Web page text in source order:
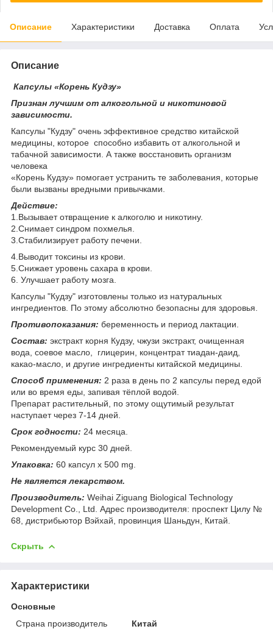
Описание Характеристики Доставка Оплата
Описание
Капсулы «Корень Кудзу»
Признан лучшим от алкогольной и никотиновой
зависимости.
Капсулы "Кудзу" очень эффективное средство китайской
медицины, которое способно избавить от алкогольной и
табачной зависимости. А также восстановить организм
человека
«Корень Кудзу» помогает устранить те заболевания, которые
были вызваны вредными привычками.
Действие:
1.Вызывает отвращение к алкоголю и никотину.
2.Снимает синдром похмелья.
3.Стабилизирует работу печени.
4.Выводит токсины из крови.
5.Снижает уровень сахара в крови.
6. Улучшает работу мозга.
Капсулы "Кудзу" изготовлены только из натуральных
ингредиентов. По этому абсолютно безопасны для здоровья.
Противопоказания: беременность и период лактации.
Состав: экстракт корня Кудзу, чжузи экстракт, очищенная
вода, соевое масло, глицерин, концентрат тиадан-даид,
какао-масло, и другие ингредиенты китайской медицины.
Способ применения: 2 раза в день по 2 капсулы перед едой
или во время еды, запивая тёплой водой.
Препарат растительный, по этому ощутимый результат
наступает через 7-14 дней.
Срок годности: 24 месяца.
Рекомендуемый курс 30 дней.
Упаковка: 60 капсул х 500 mg.
Не является лекарством.
Производитель: Weihai Ziguang Biological Technology
Development Co., Ltd. Адрес производителя: проспект Цилу №
68, дистрибьютор Вэйхай, провинция Шаньдун, Китай.
Скрыть
Характеристики
Основные
Страна производитель
Китай